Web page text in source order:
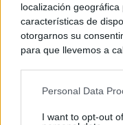
localización
características de
otorgarnos su
para que llevemos a
negar su
de su consentimiento,
Personal Data
I want to opt-out